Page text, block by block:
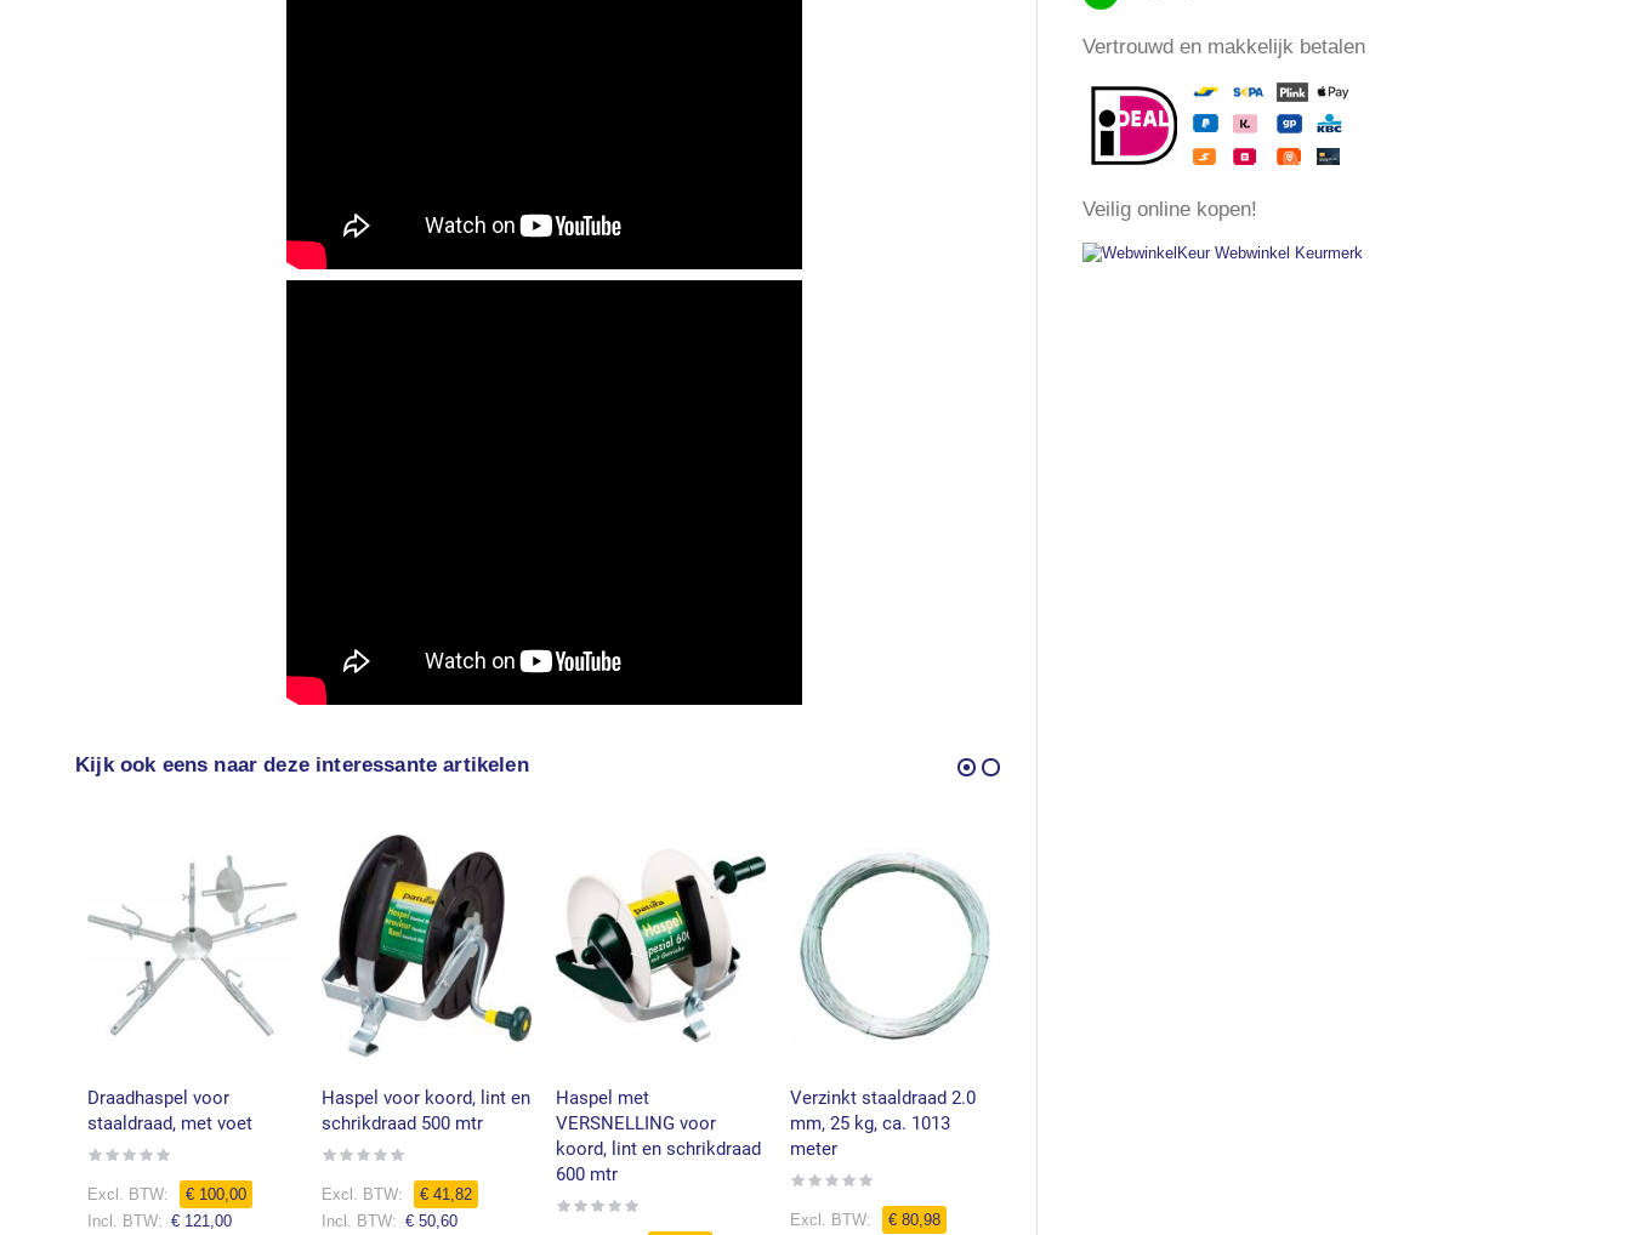
Kijk ook eens naar deze interessante artikelen
Draadhaspel voor
staaldraad, met voet
Rating:
€ 100,00
€ 121,00
Haspel voor koord, lint en
schrikdraad 500 mtr
Rating:
€ 41,82
€ 50,60
Haspel met
VERSNELLING voor
koord, lint en schrikdraad
600 mtr
Rating:
Verzinkt staaldraad 2.0
mm, 25 kg, ca. 1013
meter
Rating:
€ 80,98
​Vertrouwd en makkelijk betalen
​Veilig online kopen!